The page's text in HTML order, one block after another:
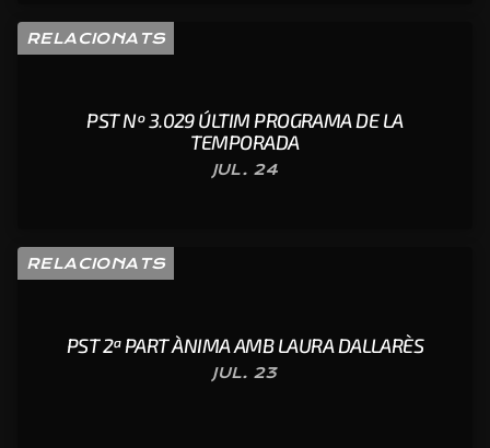
RELACIONATS
PST Nº 3.029 ÚLTIM PROGRAMA DE LA
TEMPORADA
JUL. 24
RELACIONATS
PST 2ª PART ÀNIMA AMB LAURA DALLARÈS
JUL. 23